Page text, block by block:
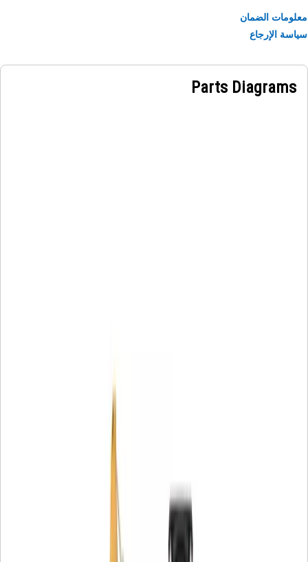
الضمان
الإرجاع
Parts Diagrams